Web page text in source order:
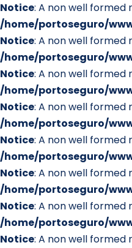
Notice: A non well formed
/home/portoseguro/
Notice: A non well formed
/home/portoseguro/
Notice: A non well formed
/home/portoseguro/
Notice: A non well formed
/home/portoseguro/
Notice: A non well formed
/home/portoseguro/
Notice: A non well formed
/home/portoseguro/
Notice: A non well formed
/home/portoseguro/
Notice: A non well formed